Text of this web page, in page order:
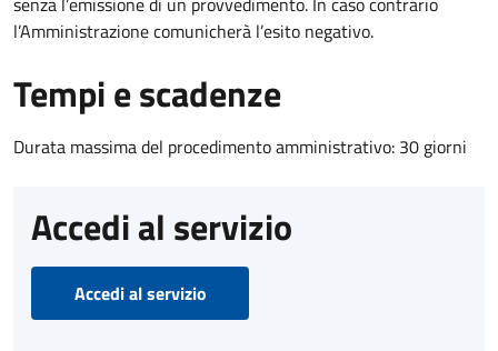
l’Amministrazione comunicherà l’esito negativo.
Tempi e scadenze
Durata massima del procedimento amministrativo: 30 giorni
Accedi al servizio
Accedi al servizio